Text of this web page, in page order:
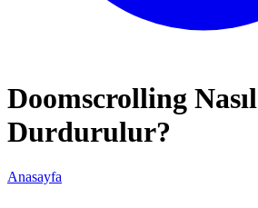
Doomscrolling Nasıl
Durdurulur?
Anasayfa